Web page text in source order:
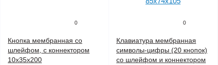
0
Кнопка мембранная со
шлейфом, с коннектором
10х35х200
0
Клавиатура мембранная
символы-цифры (20 кнопок)
со шлейфом и коннектором